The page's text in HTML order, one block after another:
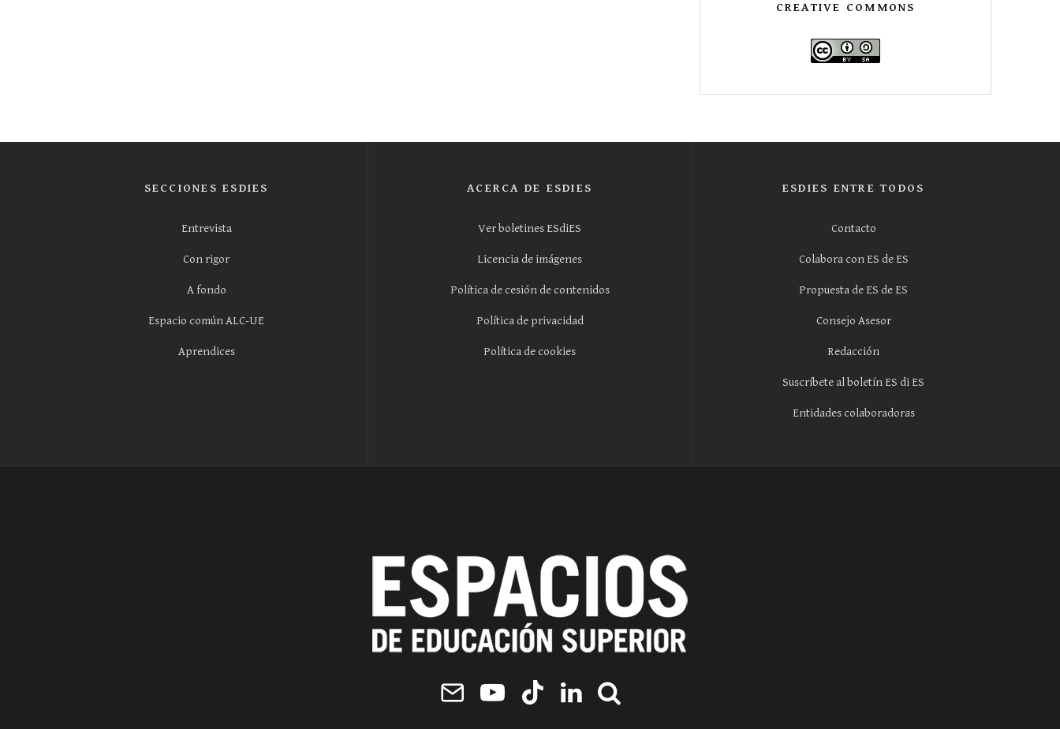
CREATIVE COMMONS
SECCIONES ESDIES
Entrevista
Con rigor
A fondo
Espacio común ALC-UE
Aprendices
ACERCA DE ESDIES
Ver boletines ESdiES
Licencia de imágenes
Política de cesión de contenidos
Política de privacidad
Política de cookies
ESDIES ENTRE TODOS
Contacto
Colabora con ES de ES
Propuesta de ES de ES
Consejo Asesor
Redacción
Suscríbete al boletín ES di ES
Entidades colaboradoras